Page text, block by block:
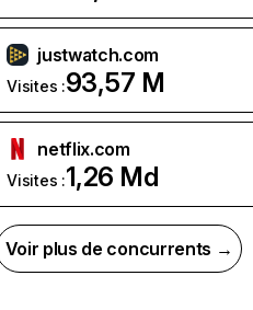
justwatch.com
Visites :93,57 M
netflix.com
Visites :1,26 Md
Voir plus de concurrents →